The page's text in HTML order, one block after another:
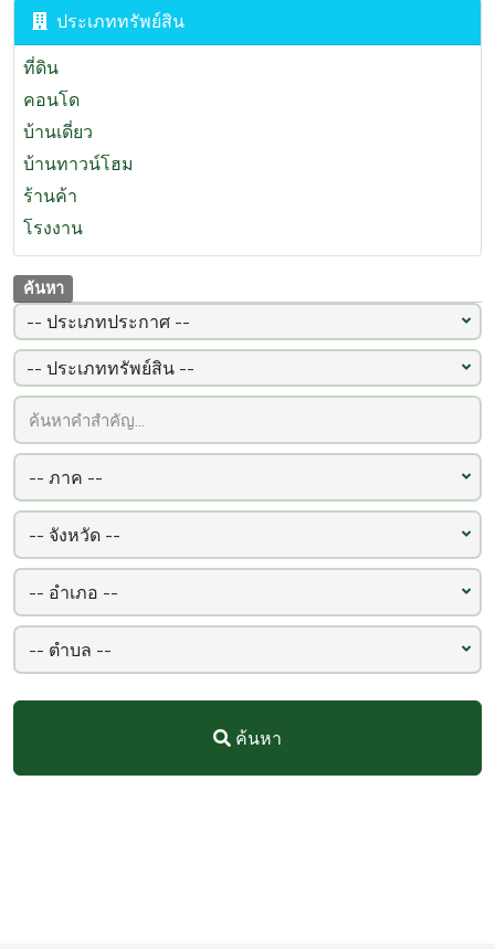
เพชรบุรี (165)
นครศรีธรรมราช(133)
สงขลา
เชียงราย
นครสวรรค์
ภูเก็ต (93)
ลำพูน (92)
ปราจีนบุรี
ประเภททรัพย์สิน
ที่ดิน
คอนโด
บ้านเดี่ยว
บ้านทาวน์โฮม
ร้านค้า
โรงงาน
ค้นหา
ค้นหา